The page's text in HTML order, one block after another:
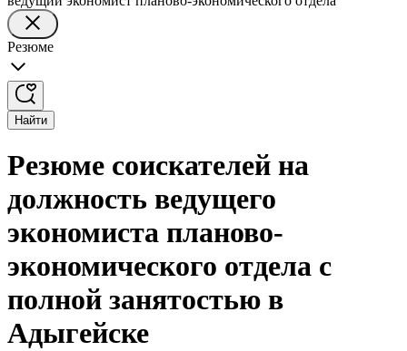
Резюме
Найти
Резюме соискателей на
должность ведущего
экономиста планово-
экономического отдела с
полной занятостью в
Адыгейске